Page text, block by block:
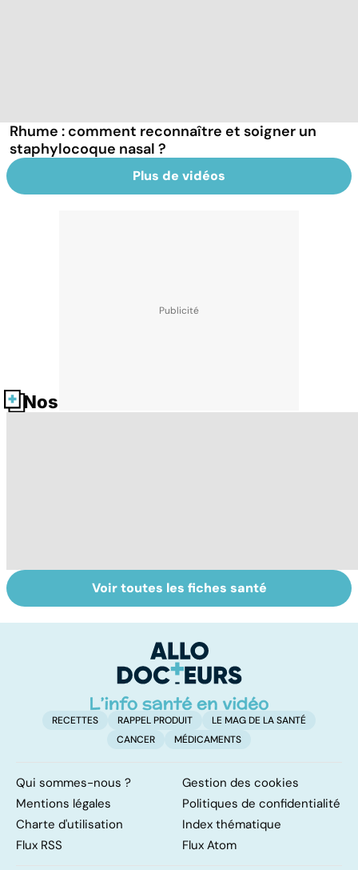
Rhume : comment reconnaître et soigner un
staphylocoque nasal ?
Plus de vidéos
Nos fiches santé
Légionellose, une
infection
Staphylocoque
doré : une
surveillance
Voir toutes les fiches santé
RECETTES RAPPEL PRODUIT
LE MAG DE LA SANTÉ
CANCER
MÉDICAMENTS
Qui sommes-nous ?
Gestion des cookies
Mentions légales
Politiques de confidentialité
Charte d'utilisation
Index thématique
Flux RSS
Flux Atom